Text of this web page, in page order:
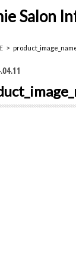
Salon